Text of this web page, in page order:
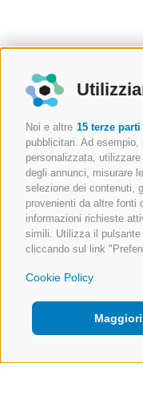
Noi e altre 15 terze parti
pubblicitari. Ad
personalizzata,
degli annunci, misurare
selezione dei contenuti,
provenienti da altre
informazioni richieste
simili. Utilizza il
cliccando sul link
Cookie Policy